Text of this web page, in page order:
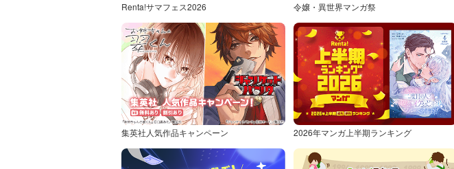
Renta!サマフェス2026 令嬢・異世界マンガ祭
集英社人気作品キャンペーン 2026年マンガ上半期ランキング